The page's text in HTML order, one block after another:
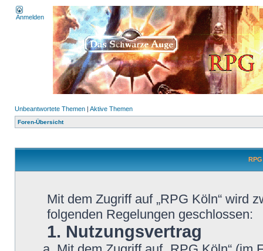
Anmelden
Unbeantwortete Themen | Aktive Themen
Foren-Übersicht
Mit dem Zugriff auf „RPG Köln“ wird
folgenden Regelungen geschlossen:
1. Nutzungsvertrag